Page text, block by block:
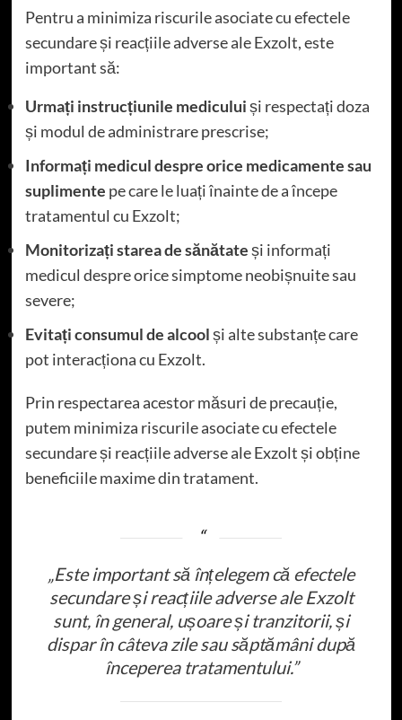
Pentru a minimiza riscurile asociate cu efectele
secundare și reacțiile adverse ale Exzolt, este
important să:
Urmați instrucțiunile mediculuiși respectați doza
și modul de administrare prescrise;
Informați medicul despre orice medicamente sau
suplimente pe care le luați înainte de a începe
tratamentul cu Exzolt;
Monitorizați starea de sănătateși informați
medicul despre orice simptome neobișnuite sau
severe;
Evitați consumul de alcoolși alte substanțe care
pot interacționa cu Exzolt.
Prin respectarea acestor măsuri de precauție,
putem minimiza riscurile asociate cu efectele
secundare și reacțiile adverse ale Exzolt și obține
beneficiile maxime din tratament.
„Este important să înțelegem că efectele
secundare și reacțiile adverse ale Exzolt
sunt, în general, ușoare și tranzitorii, și
dispar în câteva zile sau săptămâni după
începerea tratamentului.”